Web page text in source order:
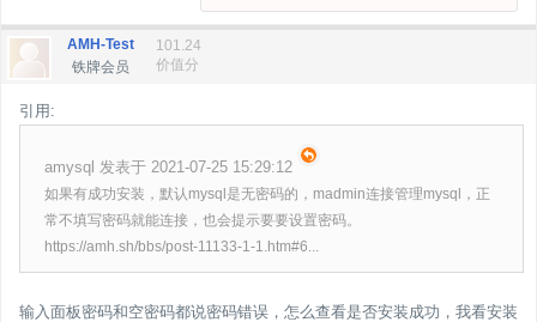
AMH-Test
铁牌会员
101.24
价值分
引用:
amysql 发表于 2021-07-25 15:29:12
如果有成功安装，默认mysql是无密码的，madmin连接管理mysql，正
常不填写密码就能连接，也会提示要要设置密码。
https://amh.sh/bbs/post-11133-1-1.htm#6...
输入面板密码和空密码都说密码错误，怎么查看是否安装成功，我看安装